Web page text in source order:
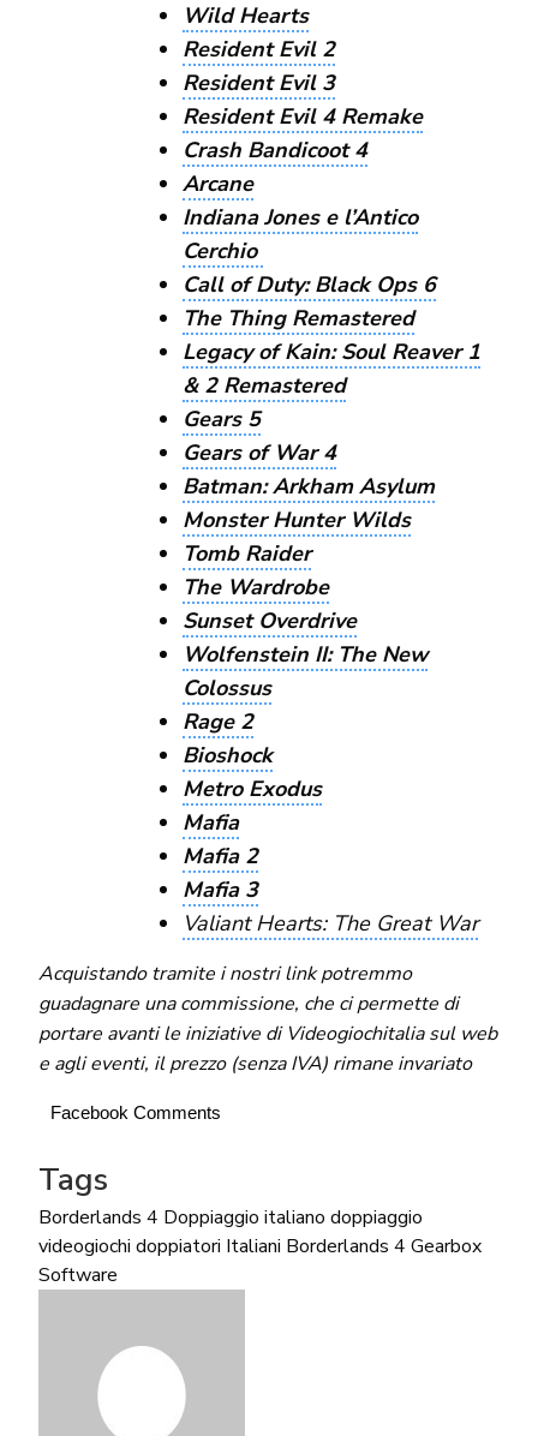
Wild Hearts
Resident Evil 2
Resident Evil 3
Resident Evil 4 Remake
Crash Bandicoot 4
Arcane
Indiana Jones e l’Antico
Cerchio
Call of Duty: Black Ops 6
The Thing Remastered
Legacy of Kain: Soul Reaver 1
& 2 Remastered
Gears 5
Gears of War 4
Batman: Arkham Asylum
Monster Hunter Wilds
Tomb Raider
The Wardrobe
Sunset Overdrive
Wolfenstein II: The New
Colossus
Rage 2
Bioshock
Metro Exodus
Mafia
Mafia 2
Mafia 3
Valiant Hearts: The Great War
Acquistando tramite i nostri link potremmo
guadagnare una commissione, che ci permette di
portare avanti le iniziative di Videogiochitalia sul web
e agli eventi, il prezzo (senza IVA) rimane invariato
Facebook Comments
Tags
Borderlands 4 Doppiaggio italiano doppiaggio
videogiochi doppiatori Italiani Borderlands 4 Gearbox
Software